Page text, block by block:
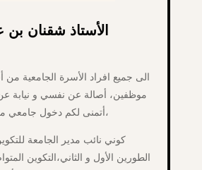
الأستاذ شقنان بن
الى جميع افراد الأسرة الجامعية من
موظفين، أصالة عن نفسي و نيابة
،أتمنى لكم دخول جامعي
كوني نائب مدير الجامعة
الطورين الأول و الثاني،التكوين